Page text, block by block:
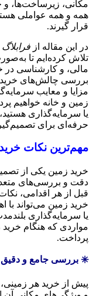
مکانی، زیرساخت‌ها،
همه و همه عواملی
قرار گیرند.
در این مقاله از
تلاش کرده‌ایم تا
مالی، و کارشناسی در
بررسی چالش‌های خرید
مزایا و معایب
زمین و خانه خواهیم
یا سرمایه‌گذاری
حرفه‌ای برای
مهم‌ترین نکات
خرید زمین یکی از
دقت و بررسی‌های
قبل از هر اقدامی،
خرید زمین می‌تواند
یا سرمایه‌گذاری
مواردی که هنگام خرید
پرداخت.
✳️ بررسی جامع و
پیش از خرید هر